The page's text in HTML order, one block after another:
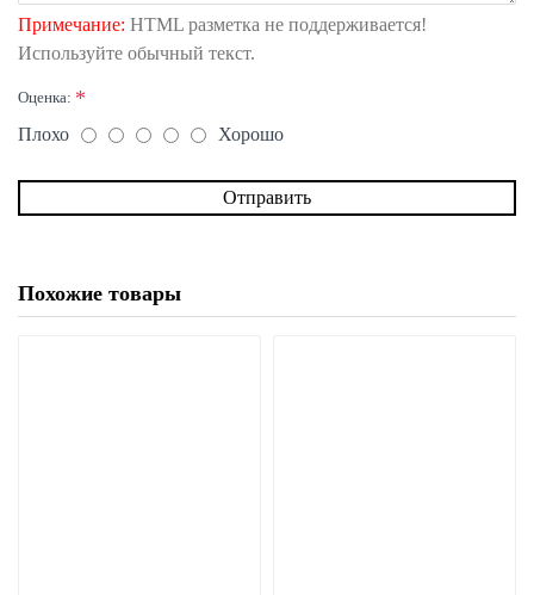
Примечание: HTML разметка не поддерживается!
Используйте обычный текст.
Оценка:
Плохо Хорошо
Отправить
Похожие товары